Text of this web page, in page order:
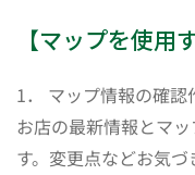
【マップを使用
1． マップ情報の確認
お店の最新情報とマ
す。変更点などお気